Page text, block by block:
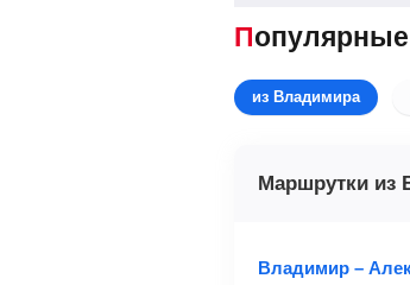
из Владимира
Маршрутки из
Владимир –